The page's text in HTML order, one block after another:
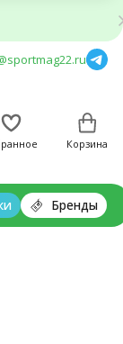
Корзина
Бренды
Добавки для